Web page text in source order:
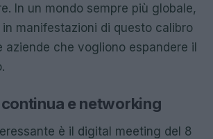
In un mondo sempre più globale,
manifestazioni di questo calibro
aziende che vogliono espandere il
e networking
è il digital meeting del 8